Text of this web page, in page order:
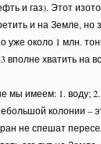
и газ). Этот
и на Земле, но
уже около 1 млн.
вполне хватить
мы имеем: 1. воду;
колонии –
не спешат